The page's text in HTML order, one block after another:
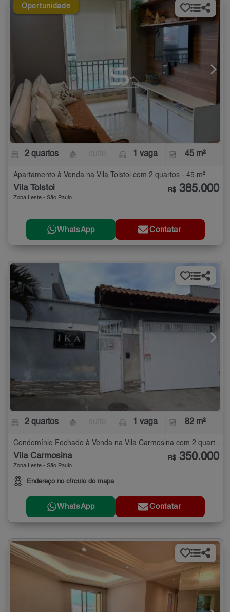
Oportunidade
2 quartos 1 vaga 45 m²
Apartamento à Venda na Vila Tolstoi com 2 quartos - 45 m²
Vila Tolstoi
Zona Leste - São Paulo
R$ 385.000
WhatsApp Contatar
2 quartos 1 vaga 82 m²
Condomínio Fechado à Venda na Vila Carmosina com 2 quartos - 82 m²
Vila Carmosina
Zona Leste - São Paulo
Endereço no círculo do mapa
R$ 350.000
WhatsApp Contatar